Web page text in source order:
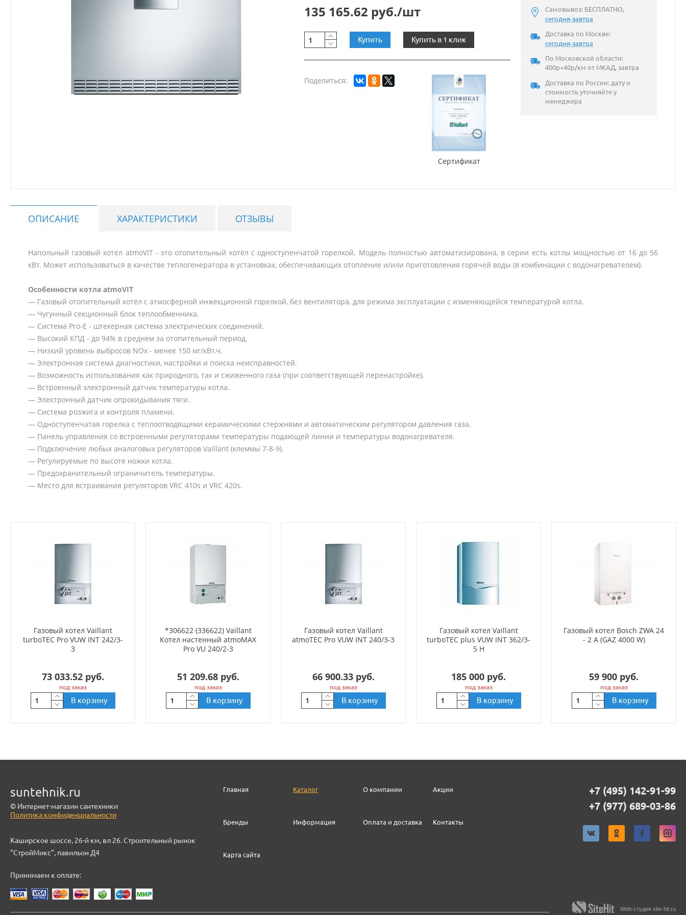
135 165.62 руб./шт
Купить Купить в 1 клик
Поделиться:
Сертификат
Самовывоз: БЕСПЛАТНО,
сегодня-завтра
Доставка по Москве:
сегодня-завтра
По Московской области:
400р+40р/км от МКАД, завтра
Доставка по России: дату и
стоимость уточняйте у
менеджера
ОПИСАНИЕ ХАРАКТЕРИСТИКИ ОТЗЫВЫ
Напольный газовый котёл atmoVIT - это отопительный котёл с одноступенчатой горелкой. Модель полностью автоматизирована, в серии есть котлы мощностью от 16 до 56
кВт. Может использоваться в качестве теплогенератора в установках, обеспечивающих отопление и/или приготовления горячей воды (в комбинации с водонагревателем).
Особенности котла atmoVIT
— Газовый отопительный котёл с атмосферной инжекционной горелкой, без вентилятора, для режима эксплуатации с изменяющейся температурой котла.
— Чугунный секционный блок теплообменника.
— Система Pro-E - штекерная система электрических соединений.
— Высокий КПД - до 94% в среднем за отопительный период.
— Низкий уровень выбросов NOx - менее 150 мг/кВт.ч.
— Электронная система диагностики, настройки и поиска неисправностей.
— Возможность использования как природного, так и сжиженного газа (при соответствующей перенастройке).
— Встроенный электронный датчик температуры котла.
— Электронный датчик опрокидывания тяги.
— Система розжига и контроля пламени.
— Одноступенчатая горелка с теплоотводящими керамическими стержнями и автоматическим регулятором давления газа.
— Панель управления со встроенными регуляторами температуры подающей линии и температуры водонагревателя.
— Подключение любых аналоговых регуляторов Vaillant (клеммы 7-8-9).
— Регулируемые по высоте ножки котла.
— Предохранительный ограничитель температуры.
— Место для встраивания регуляторов VRC 410s и VRC 420s.
Газовый котел Vaillant
turboTEC Pro VUW INT 242/3-
3
73 033.52 руб.
под заказ
В корзину
*306622 (336622) Vaillant
Котел настенный atmoMAX
Pro VU 240/2-3
51 209.68 руб.
под заказ
В корзину
Газовый котел Vaillant
atmoTEC Pro VUW INT 240/3-3
66 900.33 руб.
под заказ
В корзину
Газовый котел Vaillant
turboTEC plus VUW INT 362/3-
5 H
185 000 руб.
под заказ
В корзину
Газовый котел Bosch ZWA 24
- 2 A (GAZ 4000 W)
59 900 руб.
под заказ
В корзину
suntehnik.ru
© Интернет-магазин сантехники
Политика конфиденциальности
Каширское шоссе, 26-й км, вл 26. Строительный рынок
"СтройМикс", павильон Д4
Принимаем к оплате:
Главная Каталог О компании Акции
Бренды Информация Оплата и доставка Контакты
Карта сайта
+7 (495) 142-91-99
+7 (977) 689-03-86
Web-студия site-hit.ru